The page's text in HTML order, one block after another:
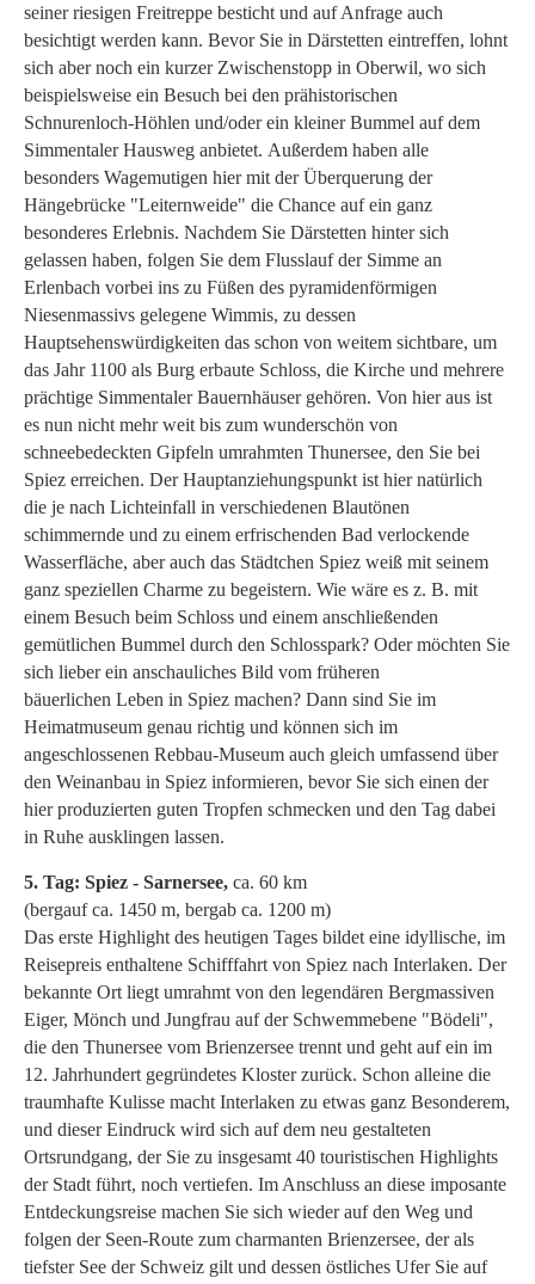
seiner riesigen Freitreppe besticht und auf Anfrage auch
besichtigt werden kann. Bevor Sie in Därstetten eintreffen, lohnt
sich aber noch ein kurzer Zwischenstopp in Oberwil, wo sich
beispielsweise ein Besuch bei den prähistorischen
Schnurenloch-Höhlen und/oder ein kleiner Bummel auf dem
Simmentaler Hausweg anbietet. Außerdem haben alle
besonders Wagemutigen hier mit der Überquerung der
Hängebrücke "Leiternweide" die Chance auf ein ganz
besonderes Erlebnis. Nachdem Sie Därstetten hinter sich
gelassen haben, folgen Sie dem Flusslauf der Simme an
Erlenbach vorbei ins zu Füßen des pyramidenförmigen
Niesenmassivs gelegene Wimmis, zu dessen
Hauptsehenswürdigkeiten das schon von weitem sichtbare, um
das Jahr 1100 als Burg erbaute Schloss, die Kirche und mehrere
prächtige Simmentaler Bauernhäuser gehören. Von hier aus ist
es nun nicht mehr weit bis zum wunderschön von
schneebedeckten Gipfeln umrahmten Thunersee, den Sie bei
Spiez erreichen. Der Hauptanziehungspunkt ist hier natürlich
die je nach Lichteinfall in verschiedenen Blautönen
schimmernde und zu einem erfrischenden Bad verlockende
Wasserfläche, aber auch das Städtchen Spiez weiß mit seinem
ganz speziellen Charme zu begeistern. Wie wäre es z. B. mit
einem Besuch beim Schloss und einem anschließenden
gemütlichen Bummel durch den Schlosspark? Oder möchten Sie
sich lieber ein anschauliches Bild vom früheren
bäuerlichen Leben in Spiez machen? Dann sind Sie im
Heimatmuseum genau richtig und können sich im
angeschlossenen Rebbau-Museum auch gleich umfassend über
den Weinanbau in Spiez informieren, bevor Sie sich einen der
hier produzierten guten Tropfen schmecken und den Tag dabei
in Ruhe ausklingen lassen.
5. Tag: Spiez - Sarnersee, ca. 60 km
(bergauf ca. 1450 m, bergab ca. 1200 m)
Das erste Highlight des heutigen Tages bildet eine idyllische, im
Reisepreis enthaltene Schifffahrt von Spiez nach Interlaken. Der
bekannte Ort liegt umrahmt von den legendären Bergmassiven
Eiger, Mönch und Jungfrau auf der Schwemmebene "Bödeli",
die den Thunersee vom Brienzersee trennt und geht auf ein im
12. Jahrhundert gegründetes Kloster zurück. Schon alleine die
traumhafte Kulisse macht Interlaken zu etwas ganz Besonderem,
und dieser Eindruck wird sich auf dem neu gestalteten
Ortsrundgang, der Sie zu insgesamt 40 touristischen Highlights
der Stadt führt, noch vertiefen. Im Anschluss an diese imposante
Entdeckungsreise machen Sie sich wieder auf den Weg und
folgen der Seen-Route zum charmanten Brienzersee, der als
tiefster See der Schweiz gilt und dessen östliches Ufer Sie auf